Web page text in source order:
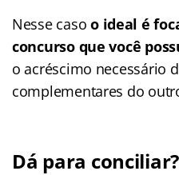
Nesse caso o ideal é
concurso que você
o acréscimo necessário
complementares do
Dá para conciliar?